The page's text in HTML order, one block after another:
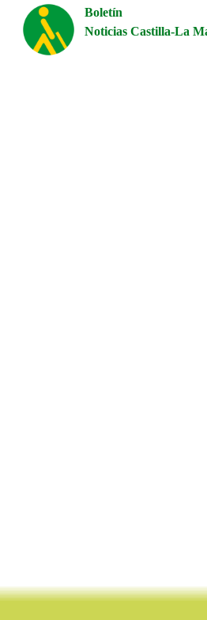
Boletín
Noticias Castilla-La